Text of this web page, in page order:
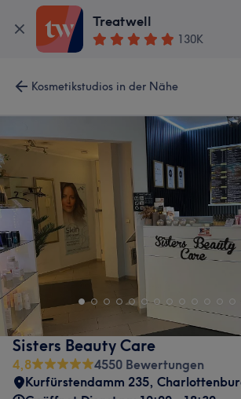
Treatwell
130K
Kosmetikstudios in der Nähe
Sisters Beauty Care
4,8
4550 Bewertungen
Kurfürstendamm 235,